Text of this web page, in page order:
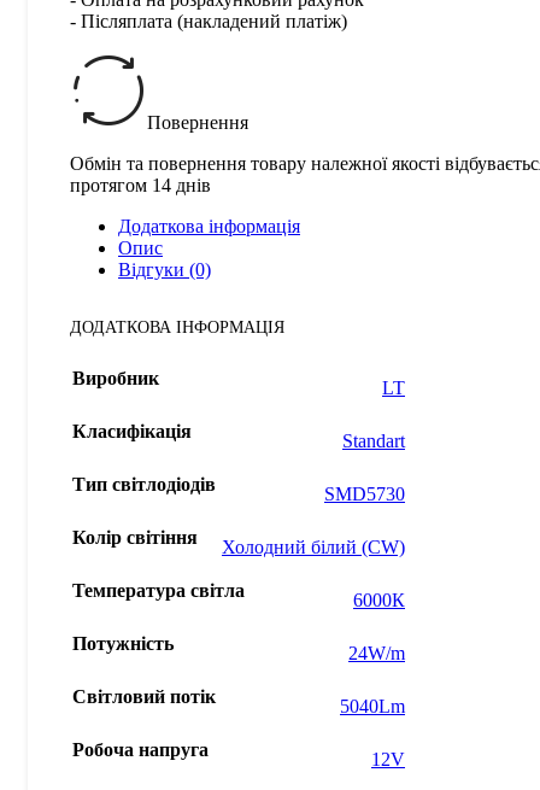
- Післяплата (накладений платіж)
Повернення
Обмін та повернення товару належної якості
протягом 14 днів
Додаткова інформація
Опис
Відгуки (0)
ДОДАТКОВА ІНФОРМАЦІЯ
Виробник LT
Класифікація Standart
Тип світлодіодів SMD5730
Колір світіння Холодний білий (CW)
Температура світла 6000К
Потужність 24W/m
Світловий потік 5040Lm
Робоча напруга 12V